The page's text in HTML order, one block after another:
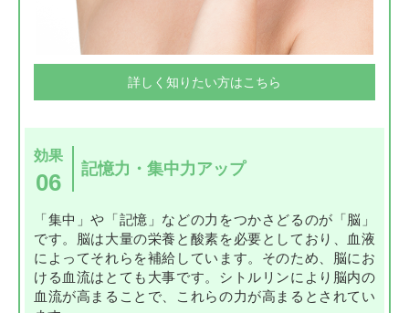
詳しく知りたい方はこちら
効果
06 記憶力・集中力アップ
「集中」や「記憶」などの力をつかさどるのが「脳」
です。脳は大量の栄養と酸素を必要としており、血液
によってそれらを補給しています。そのため、脳にお
ける血流はとても大事です。シトルリンにより脳内の
血流が高まることで、これらの力が高まるとされてい